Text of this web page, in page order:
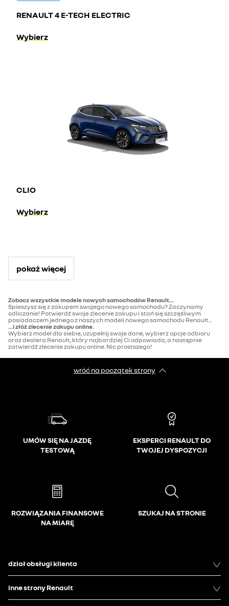
RENAULT 4 E-TECH ELECTRIC
Wybierz
CLIO
Wybierz
pokaż więcej
Zobacz wszystkie modele nowych samochodów Renault...
Spieszysz się z zakupem swojego nowego samochodu? Zaczynamy
odliczanie! Potwierdź swoje zlecenie zakupu i stań się szczęśliwym
posiadaczem jednego z naszych modeli nowego samochodu Renault...
...i złóż zlecenie zakupu online.
Wybierz model dla siebie, uzupełnij swoje dane, wybierz opcje odbioru
oraz dealera Renault, który najbardziej Ci odpowiada, a następnie
zatwierdź zlecenie zakupu online. Nic prostszego!
wróć na początek strony
UMÓW SIĘ NA JAZDĘ
TESTOWĄ
EKSPERCI RENAULT DO
TWOJEJ DYSPOZYCJI
ROZWIĄZANIA FINANSOWE
NA MIARĘ
SZUKAJ NA STRONIE
dział obsługi klienta
inne strony Renault